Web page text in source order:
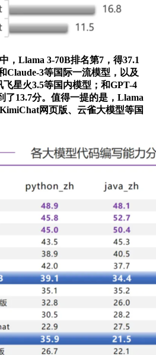
Llama 3-70B排名第7，得37.1
Claude-3等国际一流模型，以及
星火3.5等国内模型；和GPT-4
了13.7分。值得一提的是，Llama
网页版、云雀大模型等国